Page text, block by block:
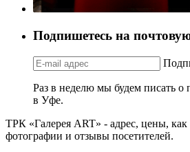
Подпишетесь на
Раз в неделю мы будем писать о
в Уфе.
ТРК «Галерея ART» - адрес, цены,
фотографии и отзывы посетителей.